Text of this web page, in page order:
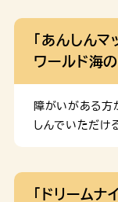
所虐待対応ダイ
いるのではない
な家族がいる場
「あんしんマ
ワールド海
障がいがある方
しんでいただける
「ドリーム